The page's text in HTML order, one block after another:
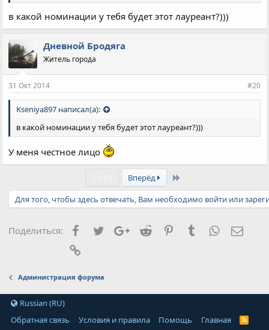
в какой номинации у тебя будет этот лауреант?)))
Дневной Бродяга
Житель города
31 Окт 2014 #20
Kseniya897 написал(а):
в какой номинации у тебя будет этот лауреант?)))
У меня честное лицо
Вперёд Last
Для того, чтобы здесь отвечать, Вам необходимо войти или
Поделиться: Facebook
TwitterGoogle+
Reddit PinterestTumblrWhatsApp
Администрация форума
Russian (RU)
Обратная связь
Условия и правила Помощь Главная